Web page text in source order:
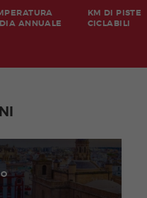
ANNUALE
KM DI PISTE
CICLABILI